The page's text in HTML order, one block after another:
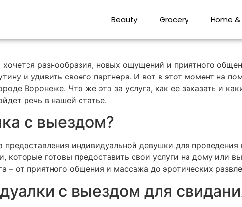
Beauty Grocery Home
с выездом
хочется разнообразия, новых ощущений и приятного
и удивить своего партнера. И вот в этот момент на
Воронеже. Что же это за услуга, как ее заказать и
речь в нашей статье.
с выездом?
предоставления индивидуальной девушки для
которые готовы предоставить свои услуги на дому или
– от приятного общения и массажа до эротических
с выездом для